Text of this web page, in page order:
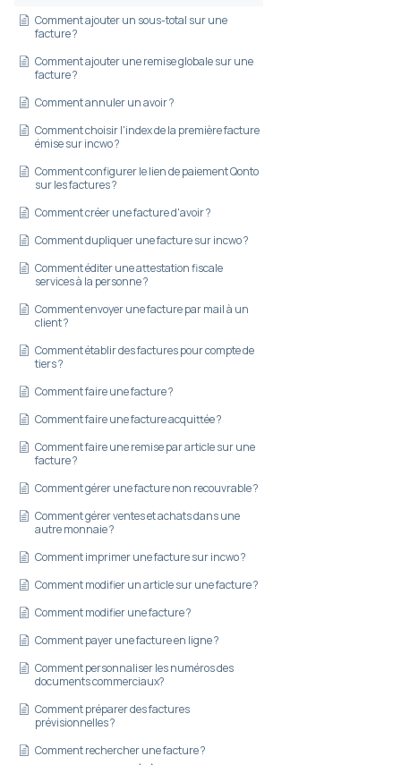
Comment ajouter un sous-total sur une
facture ?
Comment ajouter une remise globale sur une
facture ?
Comment annuler un avoir ?
Comment choisir l'index de la première facture
émise sur incwo ?
Comment configurer le lien de paiement Qonto
sur les factures ?
Comment créer une facture d'avoir ?
Comment dupliquer une facture sur incwo ?
Comment éditer une attestation fiscale
services à la personne ?
Comment envoyer une facture par mail à un
client ?
Comment établir des factures pour compte de
tiers ?
Comment faire une facture ?
Comment faire une facture acquittée ?
Comment faire une remise par article sur une
facture ?
Comment gérer une facture non recouvrable ?
Comment gérer ventes et achats dans une
autre monnaie ?
Comment imprimer une facture sur incwo ?
Comment modifier un article sur une facture ?
Comment modifier une facture ?
Comment payer une facture en ligne ?
Comment personnaliser les numéros des
documents commerciaux?
Comment préparer des factures
prévisionnelles ?
Comment rechercher une facture ?